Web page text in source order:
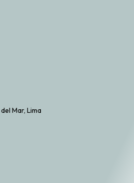
Mar, Lima